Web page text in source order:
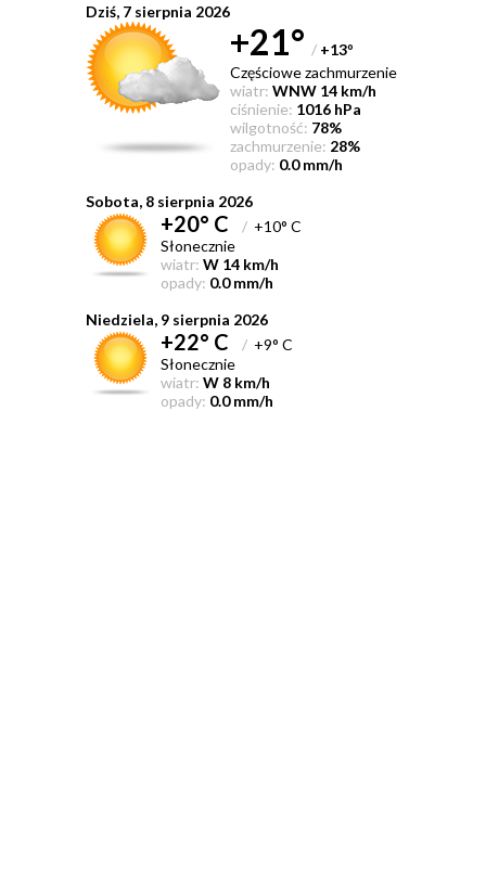
Dziś, 7 sierpnia 2026
+21° / +13°
Częściowe zachmurzenie
wiatr: WNW 14 km/h
ciśnienie: 1016 hPa
wilgotność: 78%
zachmurzenie: 28%
opady: 0.0 mm/h
Sobota, 8 sierpnia 2026
+20° C /+10° C
Słonecznie
wiatr: W 14 km/h
opady: 0.0 mm/h
Niedziela, 9 sierpnia 2026
+22° C /+9° C
Słonecznie
wiatr: W 8 km/h
opady: 0.0 mm/h